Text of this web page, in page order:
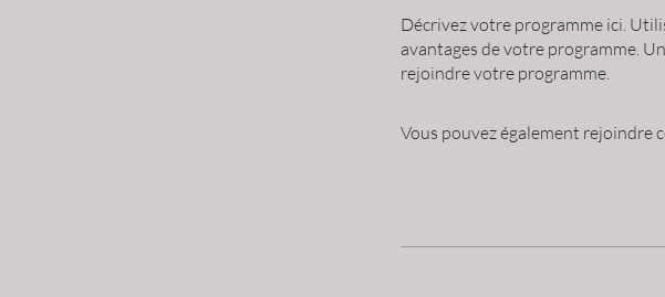
Décrivez votre programme ici.
avantages de votre programme.
rejoindre votre programme.
Vous pouvez également rejoindre